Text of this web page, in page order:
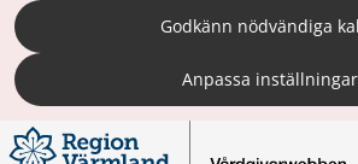
Godkänn nödvändiga
Anpassa inställningar